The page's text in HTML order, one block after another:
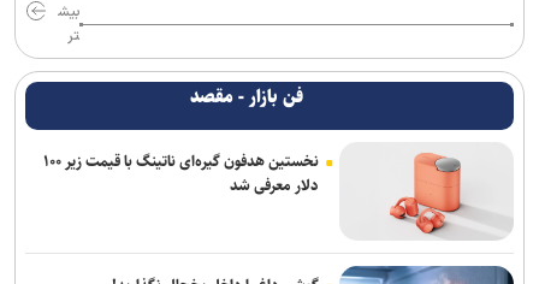
بیش
تر
فن بازار - مقصد
نخستین هدفون گیره‌ای ناتینگ با قیمت زیر ۱۰۰
دلار معرفی شد